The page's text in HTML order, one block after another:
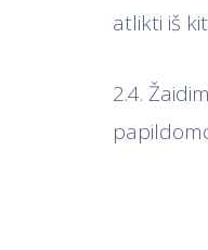
atlikti iš
2.4.